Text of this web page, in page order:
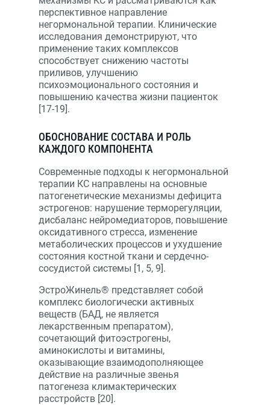
перспективное направление
негормональной терапии. Клинические
исследования демонстрируют, что
применение таких комплексов
способствует снижению частоты
приливов, улучшению
психоэмоционального состояния и
повышению качества жизни пациенток
[17-19].
ОБОСНОВАНИЕ СОСТАВА И РОЛЬ
КАЖДОГО КОМПОНЕНТА
Современные подходы к негормональной
терапии КС направлены на основные
патогенетические механизмы дефицита
эстрогенов: нарушение терморегуляции,
дисбаланс нейромедиаторов, повышение
оксидативного стресса, изменение
метаболических процессов и ухудшение
состояния костной ткани и сердечно-
сосудистой системы [1, 5, 9].
ЭстроЖинель® представляет собой
комплекс биологически активных
веществ (БАД, не является
лекарственным препаратом),
сочетающий фитоэстрогены,
аминокислоты и витамины,
оказывающие взаимодополняющее
действие на различные звенья
патогенеза климактерических
расстройств [20].